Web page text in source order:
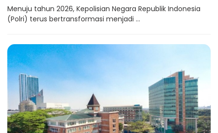
Menuju tahun 2026, Kepolisian Negara Republik Indonesia
(Polri) terus bertransformasi menjadi ...